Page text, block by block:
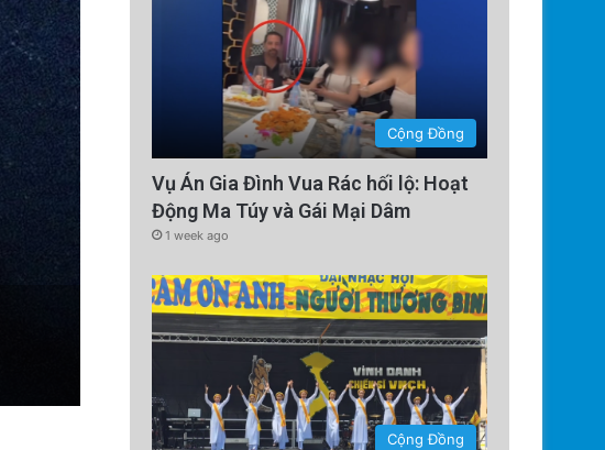
Tên lửa SpaceX chuẩn bị va
Cú sốc vũ trụ sắp
Cộng Đồng
Vụ Án Gia Đình Vua Rác hối lộ: Hoạt
Động Ma Túy và Gái Mại Dâm
1 week ago
Cộng Đồng